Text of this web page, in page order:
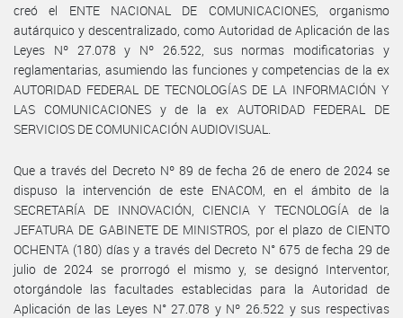
creó el ENTE NACIONAL DE COMUNICACIONES, organismo
autárquico y descentralizado, como Autoridad de Aplicación de las
Leyes Nº 27.078 y Nº 26.522, sus normas modificatorias y
reglamentarias, asumiendo las funciones y competencias de la ex
AUTORIDAD FEDERAL DE TECNOLOGÍAS DE LA INFORMACIÓN Y
LAS COMUNICACIONES y de la ex AUTORIDAD FEDERAL DE
SERVICIOS DE COMUNICACIÓN AUDIOVISUAL.
Que a través del Decreto Nº 89 de fecha 26 de enero de 2024 se
dispuso la intervención de este ENACOM, en el ámbito de la
SECRETARÍA DE INNOVACIÓN, CIENCIA Y TECNOLOGÍA de la
JEFATURA DE GABINETE DE MINISTROS, por el plazo de CIENTO
OCHENTA (180) días y a través del Decreto N° 675 de fecha 29 de
julio de 2024 se prorrogó el mismo y, se designó Interventor,
otorgándole las facultades establecidas para la Autoridad de
Aplicación de las Leyes N° 27.078 y Nº 26.522 y sus respectivas